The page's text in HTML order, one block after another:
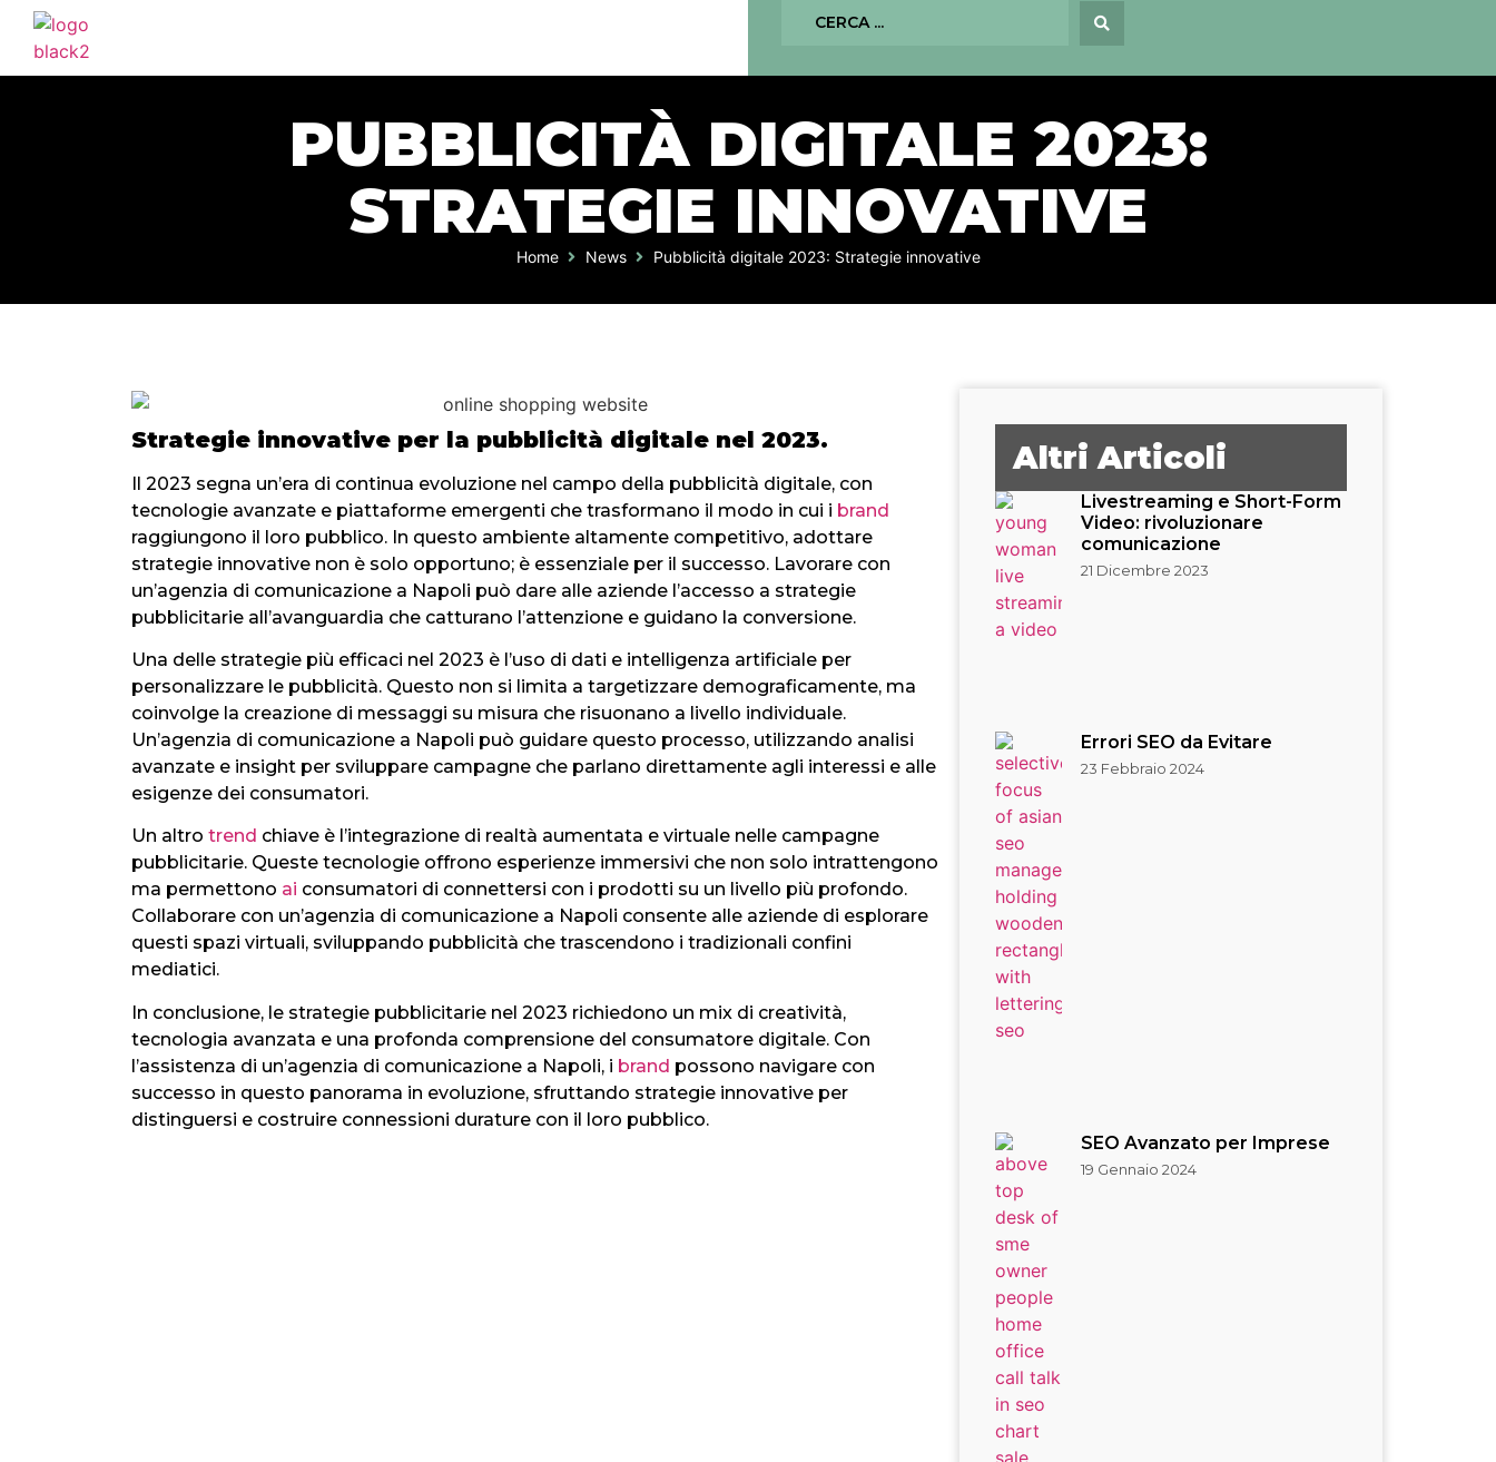
PUBBLICITÀ DIGITALE 2023:
STRATEGIE INNOVATIVE
Home News Pubblicità digitale 2023: Strategie innovative
Strategie innovative per la pubblicità digitale nel 2023​.
Il 2023 segna un’era di continua evoluzione nel campo della pubblicità digitale, con
tecnologie avanzate e piattaforme emergenti che trasformano il modo in cui i brand
raggiungono il loro pubblico. In questo ambiente altamente competitivo, adottare
strategie innovative non è solo opportuno; è essenziale per il successo. Lavorare con
un’agenzia di comunicazione a Napoli può dare alle aziende l’accesso a strategie
pubblicitarie all’avanguardia che catturano l’attenzione e guidano la conversione.
Una delle strategie più efficaci nel 2023 è l’uso di dati e intelligenza artificiale per
personalizzare le pubblicità. Questo non si limita a targetizzare demograficamente, ma
coinvolge la creazione di messaggi su misura che risuonano a livello individuale.
Un’agenzia di comunicazione a Napoli può guidare questo processo, utilizzando analisi
avanzate e insight per sviluppare campagne che parlano direttamente agli interessi e alle
esigenze dei consumatori.
Un altro trend chiave è l’integrazione di realtà aumentata e virtuale nelle campagne
pubblicitarie. Queste tecnologie offrono esperienze immersivi che non solo intrattengono
ma permettono ai consumatori di connettersi con i prodotti su un livello più profondo.
Collaborare con un’agenzia di comunicazione a Napoli consente alle aziende di esplorare
questi spazi virtuali, sviluppando pubblicità che trascendono i tradizionali confini
mediatici.
In conclusione, le strategie pubblicitarie nel 2023 richiedono un mix di creatività,
tecnologia avanzata e una profonda comprensione del consumatore digitale. Con
l’assistenza di un’agenzia di comunicazione a Napoli, i brand possono navigare con
successo in questo panorama in evoluzione, sfruttando strategie innovative per
distinguersi e costruire connessioni durature con il loro pubblico.
Altri Articoli
Livestreaming e Short-Form
Video: rivoluzionare
comunicazione
21 Dicembre 2023
Errori SEO da Evitare
23 Febbraio 2024
SEO Avanzato per Imprese
19 Gennaio 2024